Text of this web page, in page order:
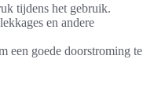
tijdens het gebruik.
en andere
een goede doorstroming te